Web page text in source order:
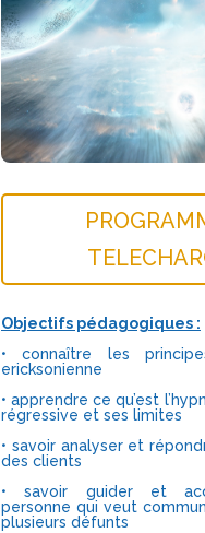
Objectifs pédagogiques :
• connaître les
ericksonienne
• apprendre ce qu’est
régressive et ses limites
• savoir analyser et
des clients
• savoir guider et
personne qui veut
plusieurs défunts